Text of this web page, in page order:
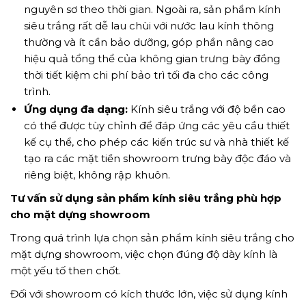
nguyên sơ theo thời gian. Ngoài ra, sản phẩm kính
siêu trắng rất dễ lau chùi với nước lau kính thông
thường và ít cần bảo dưỡng, góp phần nâng cao
hiệu quả tổng thể của không gian trưng bày đồng
thời tiết kiệm chi phí bảo trì tối đa cho các công
trình.
Ứng dụng đa dạng: Kính siêu trắng với độ bền cao
có thể được tùy chỉnh để đáp ứng các yêu cầu thiết
kế cụ thể, cho phép các kiến ​​trúc sư và nhà thiết kế
tạo ra các mặt tiền showroom trưng bày độc đáo và
riêng biệt, không rập khuôn.
Tư vấn sử dụng sản phẩm kính siêu trắng phù hợp
cho mặt dựng showroom
Trong quá trình lựa chọn sản phẩm kính siêu trắng cho
mặt dựng showroom, việc chọn đúng độ dày kính là
một yếu tố then chốt.
Đối với showroom có kích thước lớn, việc sử dụng kính